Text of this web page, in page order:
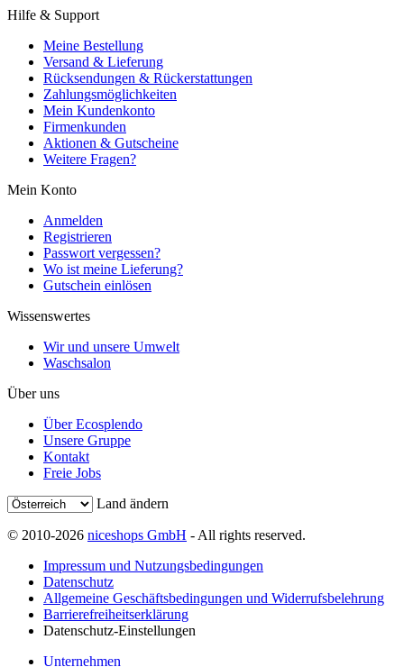
Hilfe & Support
Meine Bestellung
Versand & Lieferung
Rücksendungen & Rückerstattungen
Zahlungsmöglichkeiten
Mein Kundenkonto
Firmenkunden
Aktionen & Gutscheine
Weitere Fragen?
Mein Konto
Anmelden
Registrieren
Passwort vergessen?
Wo ist meine Lieferung?
Gutschein einlösen
Wissenswertes
Wir und unsere Umwelt
Waschsalon
Über uns
Über Ecosplendo
Unsere Gruppe
Kontakt
Freie Jobs
Land ändern
© 2010-2026 niceshops GmbH - All rights reserved.
Impressum und Nutzungsbedingungen
Datenschutz
Allgemeine Geschäftsbedingungen und Widerrufsbelehrung
Barrierefreiheitserklärung
Datenschutz-Einstellungen
Unternehmen